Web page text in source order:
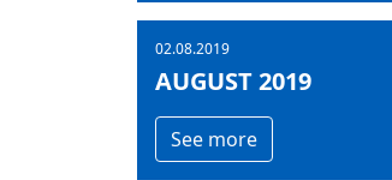
02.08.2019
AUGUST 2019
See more